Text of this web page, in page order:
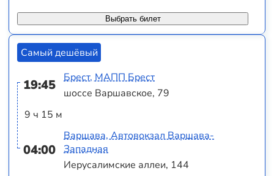
Выбрать билет
Самый дешёвый
19:45
9 ч 15 м
04:00
Брест, МАПП Брест
шоссе Варшавское, 79
Варшава, Автовокзал Варшава-
Западная
Иерусалимские аллеи, 144